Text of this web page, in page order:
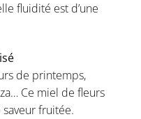
fluidité est d’une
de printemps,
Ce miel de fleurs
fruitée.